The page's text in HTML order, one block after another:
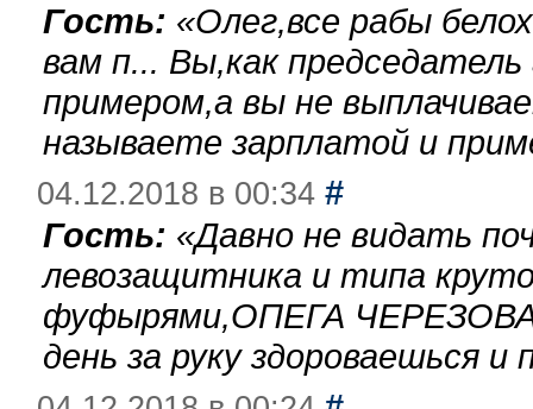
Гость: «Олег,все рабы
вам п... Вы,как
примером,а вы не
называете зарплатой и
04.12.2018 в 00:34 #
Гость: «Давно не видать
левозащитника и типа
фуфырями,ОПЕГА
день за руку здороваешься